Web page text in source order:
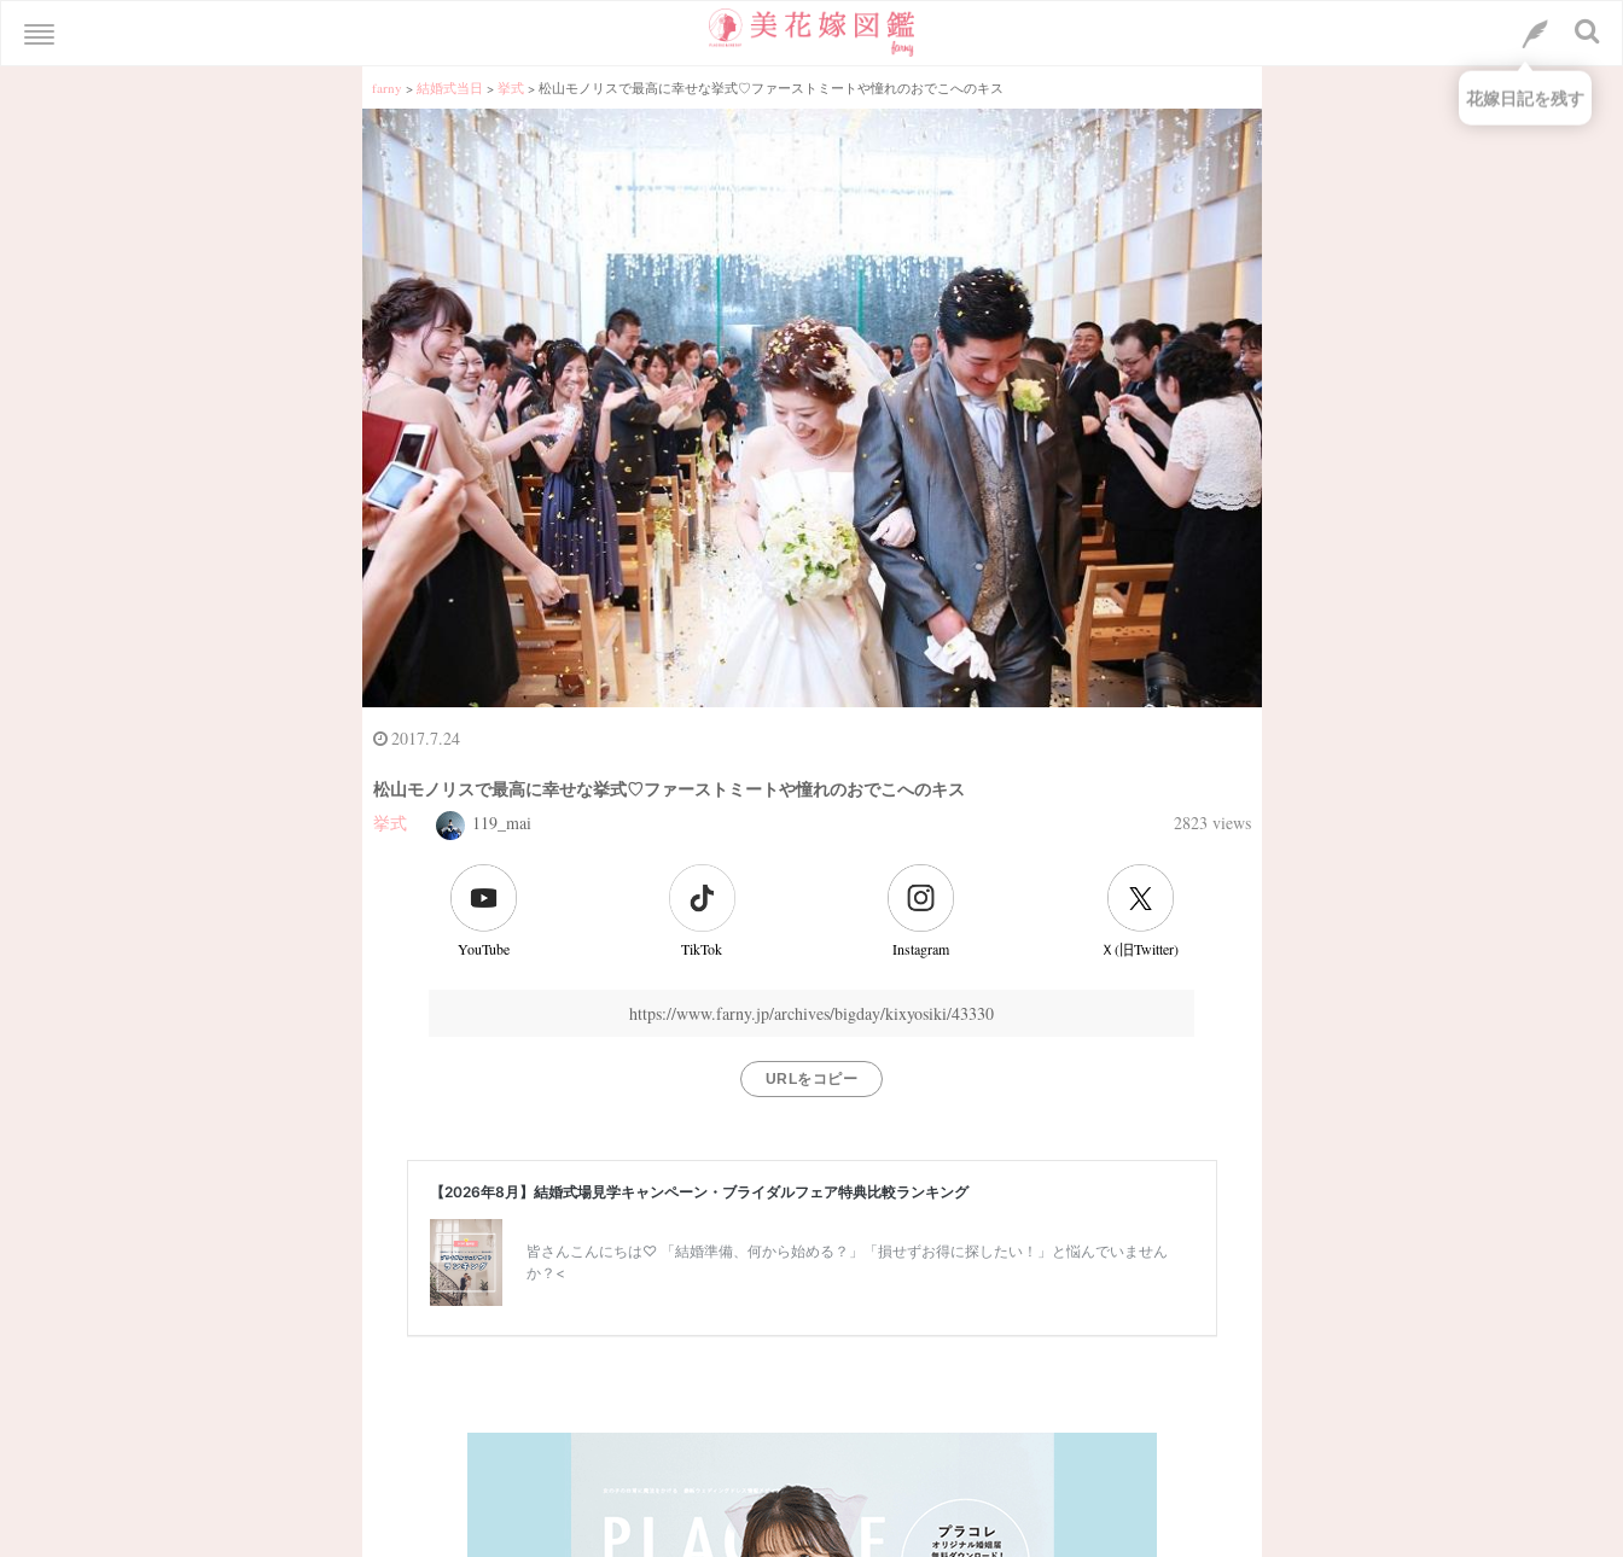
farny > 結婚式当日 > 挙式> 松山モノリスで最高に幸せな挙式♡ファーストミートや憧れのおでこへのキス
2017.7.24
松山モノリスで最高に幸せな挙式♡ファーストミートや憧れのおでこへのキス
挙式 119_mai 2823 views
YouTube TikTok Instagram Ｘ(旧Twitter)
https://www.farny.jp/archives/bigday/kixyosiki/43330
URLをコピー
花嫁日記を残す